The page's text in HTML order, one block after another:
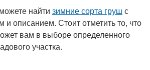
найти зимние сорта груш с
и описанием. Стоит отметить то, что
вам в выборе определенного
участка.